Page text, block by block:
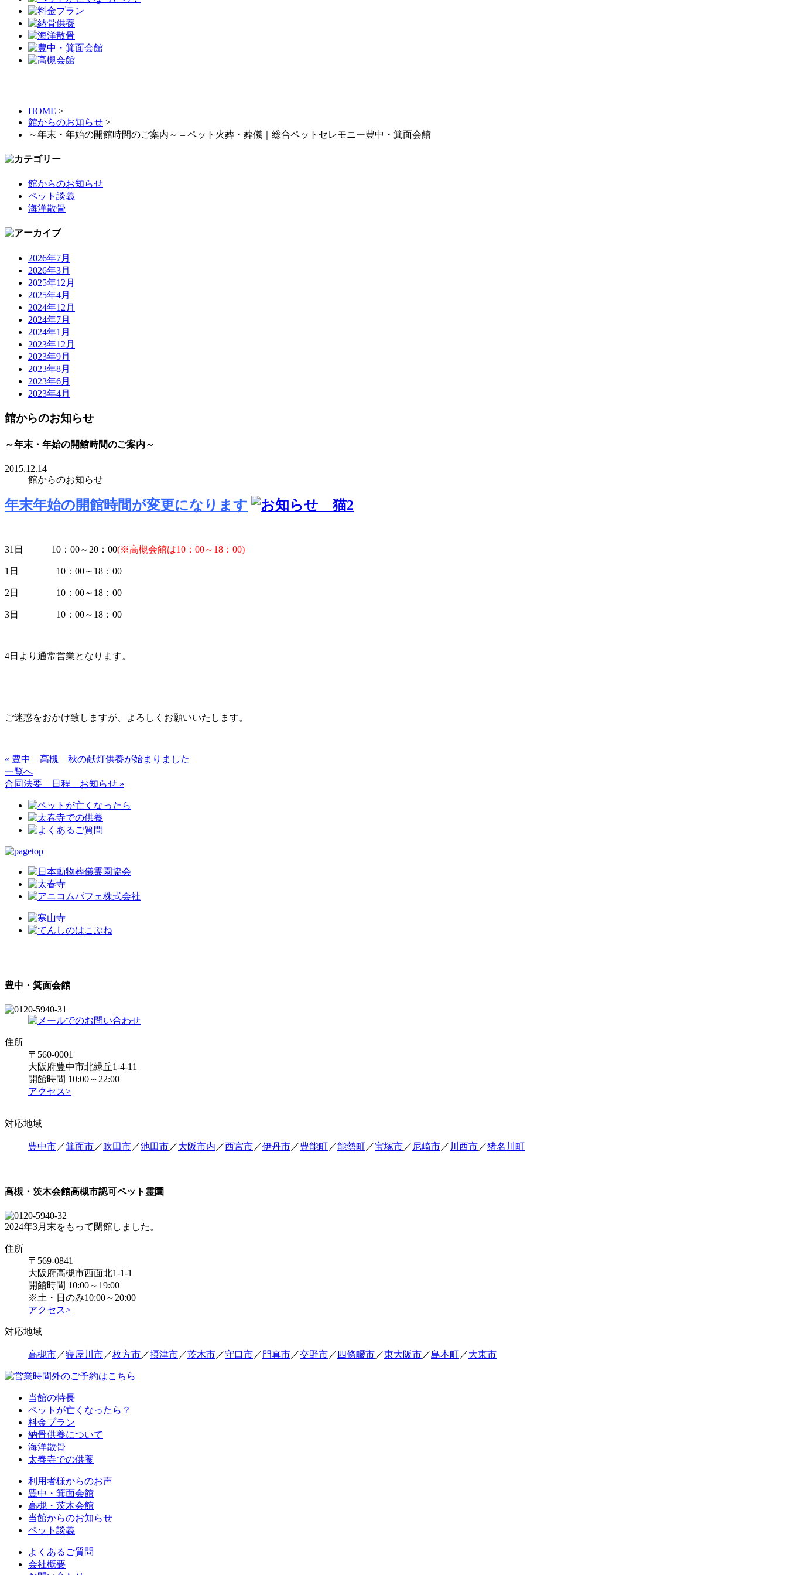
HOME >
館からのお知らせ >
～年末・年始の開館時間のご案内～ – ペット火葬・葬儀｜総合ペットセレモニー豊中・箕面会館
館からのお知らせ
ペット談義
海洋散骨
2026年7月
2026年3月
2025年12月
2025年4月
2024年12月
2024年7月
2024年1月
2023年12月
2023年9月
2023年8月
2023年6月
2023年4月
館からのお知らせ
～年末・年始の開館時間のご案内～
2015.12.14
館からのお知らせ
年末年始の開館時間が変更になります
31日 10：00～20：00(※高槻会館は10：00～18：00)
1日 10：00～18：00
2日 10：00～18：00
3日 10：00～18：00
4日より通常営業となります。
ご迷惑をおかけ致しますが、よろしくお願いいたします。
« 豊中 高槻 秋の献灯供養が始まりました
一覧へ
合同法要 日程 お知らせ »
豊中・箕面会館
住所
〒560-0001
大阪府豊中市北緑丘1-4-11
開館時間 10:00～22:00
アクセス>
対応地域
豊中市／箕面市／吹田市／池田市／大阪市内 ／西宮市／伊丹市／豊能町／能勢町／宝塚市／ 尼崎市／ 川西市／猪名川町
高槻・茨木会館高槻市認可ペット霊園
2024年3月末をもって閉館しました。
住所
〒569-0841
大阪府高槻市西面北1-1-1
開館時間 10:00～19:00
※土・日のみ10:00～20:00
アクセス>
対応地域
高槻市／寝屋川市／枚方市／摂津市／茨木市／守口市／ 門真市／交野市／ 四條畷市／東大阪市／島本町／大東市
当館の特長
ペットが亡くなったら？
料金プラン
納骨供養について
海洋散骨
太春寺での供養
利用者様からのお声
豊中・箕面会館
高槻・茨木会館
当館からのお知らせ
ペット談義
よくあるご質問
会社概要